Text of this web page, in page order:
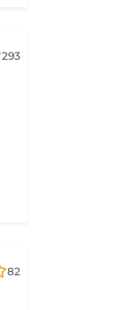
293
82